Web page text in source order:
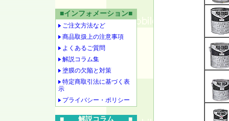
■インフォメーション■
ご注文方法など
商品取扱上の注意事項
よくあるご質問
解説コラム集
塗膜の欠陥と対策
特定商取引法に基づく表
示
プライバシー・ポリシー
■ 解説コラム ■